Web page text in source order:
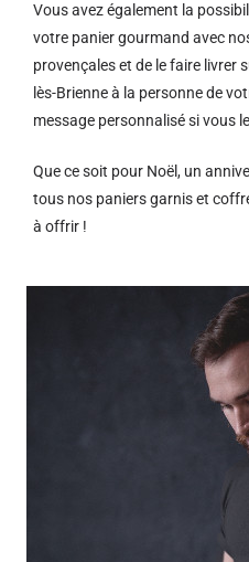
Vous avez également la
votre panier gourmand avec
provençales et de le faire livrer
lès-Brienne à la personne de
message personnalisé si vous
Que ce soit pour Noël, un
tous nos paniers garnis et
à offrir !